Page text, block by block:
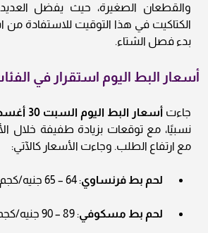
والقطعان الصغيرة، حيث يفضل
الكتاكيت في هذا التوقيت للاستفادة من
بدء فصل الشتاء.
أسعار البط اليوم استقرار في
جاءت أسعار البط اليوم السبت 30 أغسطس 2025
نسبيًا، مع توقعات بزيادة طفيفة خلال
مع ارتفاع الطلب. وجاءت الأسعار كالآتي:
لحم بط فرنساوي: 64 – 65 جنيه/كجم
لحم بط مسكوفي: 89 – 90 جنيه/كجم